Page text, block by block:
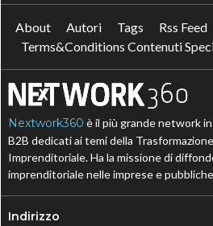
About Autori Tags Rss Feed
Terms&Conditions Contenuti
Nextwork360 è il più grande network
B2B dedicati ai temi della
Imprenditoriale. Ha la missione di
imprenditoriale nelle imprese e
Indirizzo